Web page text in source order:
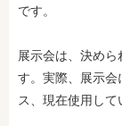
です。
展示会は、決め
す。実際、展示会
ス、現在使用して